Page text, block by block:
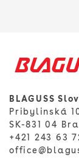
BLAGUSS
Pribylinská
SK-831 04
+421 243 63